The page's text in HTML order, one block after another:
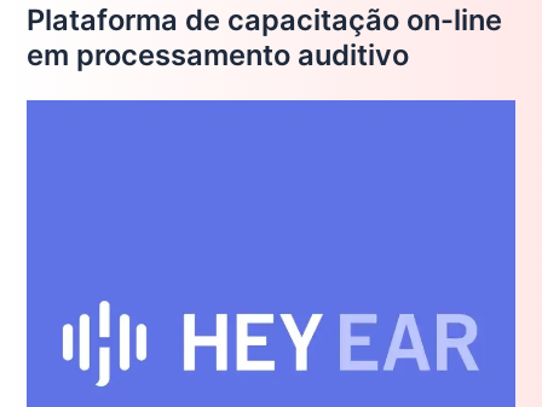
Plataforma de capacitação on-line
em processamento auditivo